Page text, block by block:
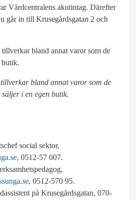
Vårdcentralens akutintag. Därefter
går in till Krusegårdsgatan 2 och
bland annat varor som de
säljer i en egen butik.
social sektor,
, 0512-57 007.
, 0512-570 95.
på Krusegårdsgatan, 070-